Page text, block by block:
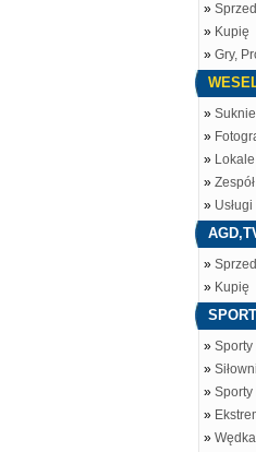
»
» Kupię
» Gry,
»
»
»
»
» Usługi
»
» Kupię
» Sporty
»
» Sporty
»
»